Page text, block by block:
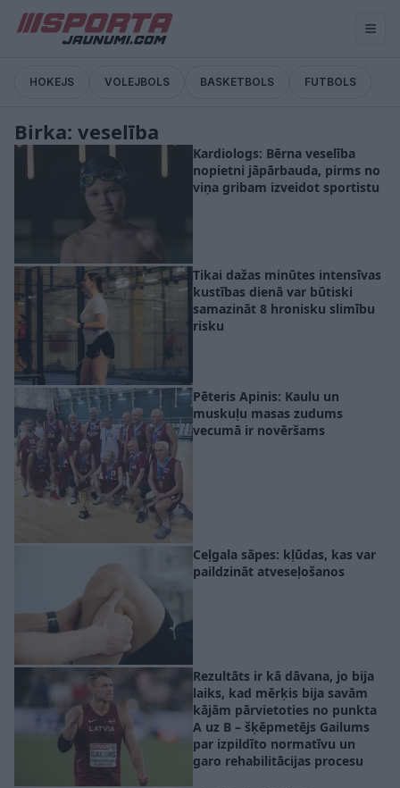
HOKEJS VOLEJBOLS BASKETBOLS FUTBOLS
Birka: veselība
Kardiologs: Bērna veselība
nopietni jāpārbauda, pirms no
viņa gribam izveidot sportistu
Tikai dažas minūtes intensīvas
kustības dienā var būtiski
samazināt 8 hronisku slimību
risku
Pēteris Apinis: Kaulu un
muskuļu masas zudums
vecumā ir novēršams
Ceļgala sāpes: kļūdas, kas var
paildzināt atveseļošanos
Rezultāts ir kā dāvana, jo bija
laiks, kad mērķis bija savām
kājām pārvietoties no punkta
A uz B – šķēpmetējs Gailums
par izpildīto normatīvu un
garo rehabilitācijas procesu